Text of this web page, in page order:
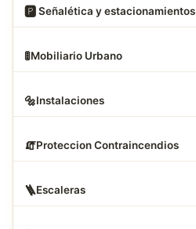
🅿️ Señalética y estacionamientos
🚦Mobiliario Urbano
🔩Instalaciones
🧯Proteccion Contraincendios
🪜Escaleras